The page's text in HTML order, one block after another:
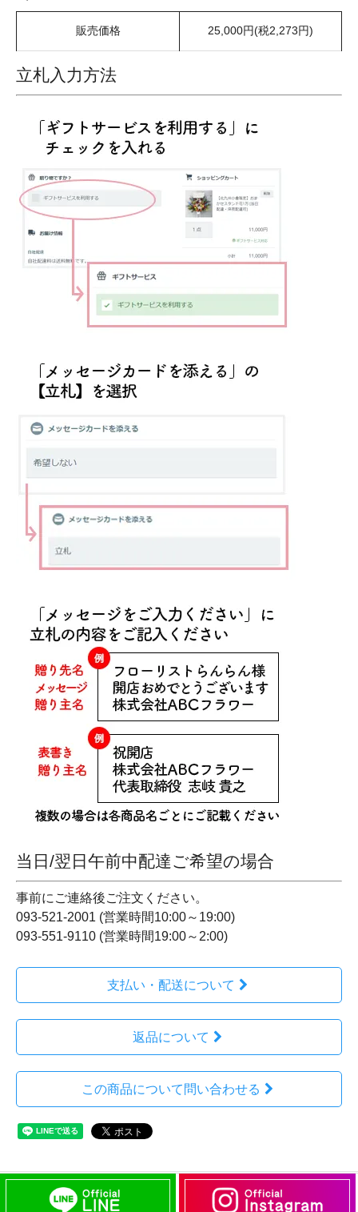
販売価格 25,000円(税2,273円)
立札入力方法
当日/翌日午前中配達ご希望の場合
事前にご連絡後ご注文ください。
093-521-2001 (営業時間10:00～19:00)
093-551-9110 (営業時間19:00～2:00)
支払い・配送について
返品について
この商品について問い合わせる